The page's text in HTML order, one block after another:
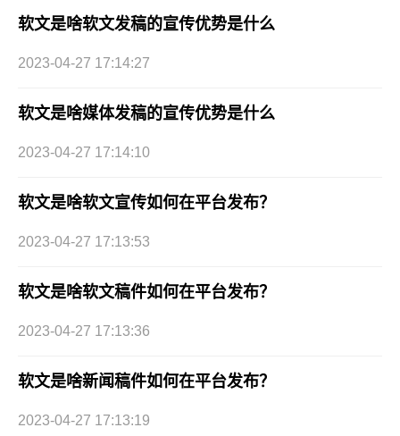
软文是啥软文发稿的宣传优势是什么
2023-04-27 17:14:27
软文是啥媒体发稿的宣传优势是什么
2023-04-27 17:14:10
软文是啥软文宣传如何在平台发布？
2023-04-27 17:13:53
软文是啥软文稿件如何在平台发布？
2023-04-27 17:13:36
软文是啥新闻稿件如何在平台发布？
2023-04-27 17:13:19